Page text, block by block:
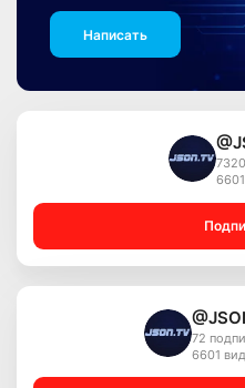
Написать
72
6601